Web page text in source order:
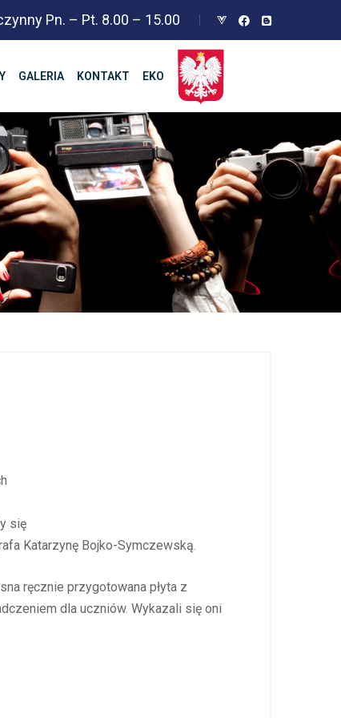
Pn. – Pt. 8.00 – 15.00
GALERIA KONTAKT EKO
się
Katarzynę Bojko-Symczewską.
ręcznie przygotowana płyta z
dla uczniów. Wykazali się oni